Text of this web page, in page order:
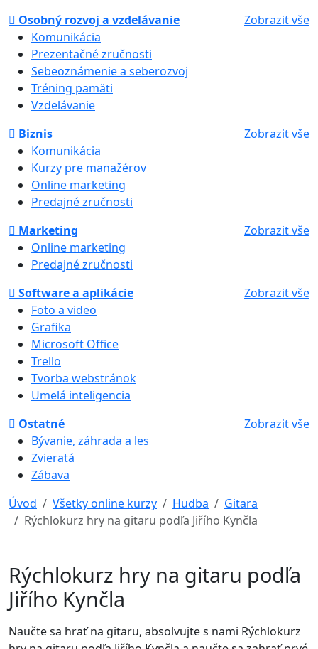
Osobný rozvoj a vzdelávanie
Zobrazit vše
Komunikácia
Prezentačné zručnosti
Sebeoznámenie a seberozvoj
Tréning pamäti
Vzdelávanie
Biznis
Zobrazit vše
Komunikácia
Kurzy pre manažérov
Online marketing
Predajné zručnosti
Marketing
Zobrazit vše
Online marketing
Predajné zručnosti
Software a aplikácie
Zobrazit vše
Foto a video
Grafika
Microsoft Office
Trello
Tvorba webstránok
Umelá inteligencia
Ostatné
Zobrazit vše
Bývanie, záhrada a les
Zvieratá
Zábava
Úvod
Všetky online kurzy Hudba
Gitara
Rýchlokurz hry na gitaru podľa Jiřího Kynčla
Rýchlokurz hry na gitaru podľa
Jiřího Kynčla
Naučte sa hrať na gitaru, absolvujte s nami Rýchlokurz